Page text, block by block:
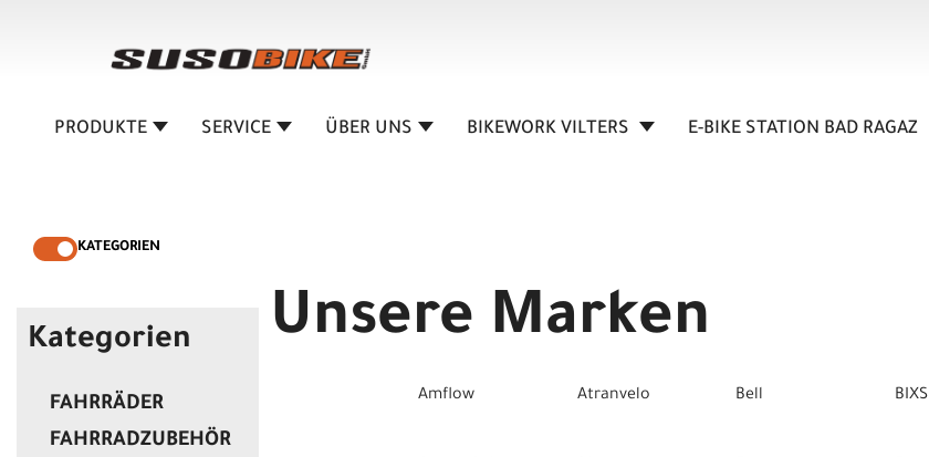
PRODUKTE SERVICE ÜBER UNS BIKEWORK VILTERS E-BIKE STATION BAD RAGAZ
KATEGORIEN
Kategorien
FAHRRÄDER
FAHRRADZUBEHÖR
Unsere Marken
Amflow Atranvelo Bell BIXS